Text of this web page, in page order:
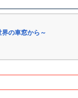
の車窓から～